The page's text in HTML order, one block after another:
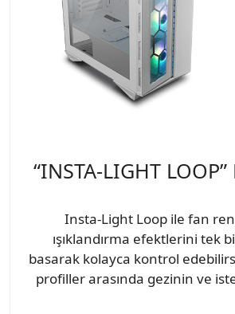
“INSTA-LIGHT
Insta-Light Loop ile fan
ışıklandırma efektlerini tek
basarak kolayca kontrol
profiller arasında gezinin ve